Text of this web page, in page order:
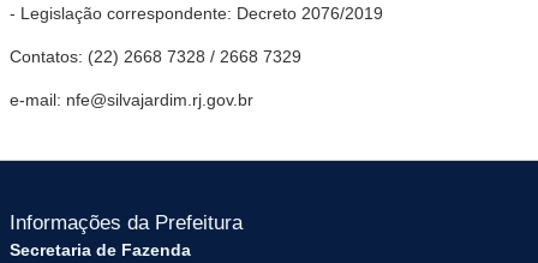
- Legislação correspondente: Decreto 2076/2019
Contatos: (22) 2668 7328 / 2668 7329
e-mail: nfe@silvajardim.rj.gov.br
Informações da Prefeitura
Secretaria de Fazenda